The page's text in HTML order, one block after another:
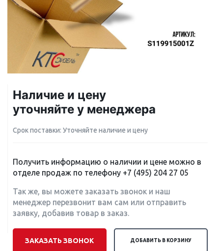
Наличие и цену
уточняйте у менеджера
Срок поставки: Уточняйте наличие и цену
Получить информацию о наличии и цене можно в
отделе продаж по телефону +7 (495) 204 27 05
Так же, вы можете заказать звонок и наш
менеджер перезвонит вам сам или отправить
заявку, добавив товар в заказ.
ЗАКАЗАТЬ ЗВОНОК ДОБАВИТЬ В КОРЗИНУ